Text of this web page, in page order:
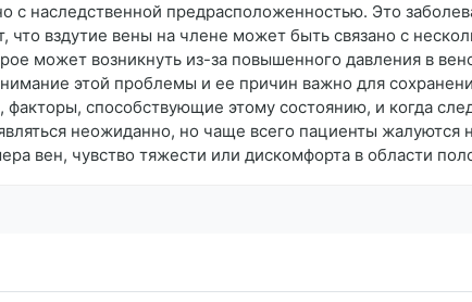
с наследственной предрасположенностью. Это
вздутие вены на члене может быть связано с
может возникнуть из-за повышенного давления в
этой проблемы и ее причин важно для
способствующие этому состоянию, и когда
неожиданно, но чаще всего пациенты
вен, чувство тяжести или дискомфорта в области